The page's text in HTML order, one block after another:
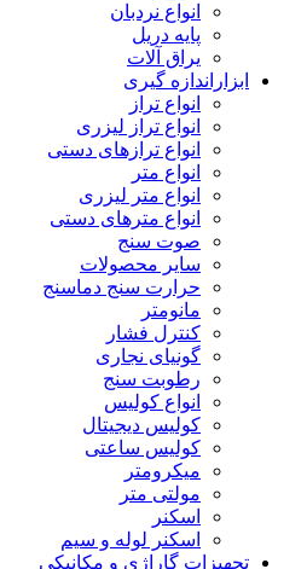
انواع نردبان
پایه دریل
یراق آلات
ابزاراندازه گیری
انواع تراز
انواع تراز لیزری
انواع ترازهای دستی
انواع متر
انواع متر لیزری
انواع مترهای دستی
صوت سنج
سایر محصولات
حرارت سنج دماسنج
مانومتر
کنترل فشار
گونیای نجاری
رطوبت سنج
انواع کولیس
کولیس دیجیتال
کولیس ساعتی
میکرومتر
مولتی متر
اسکنر
اسکنر لوله و سیم
تجهیزات گاراژی و مکانیکی